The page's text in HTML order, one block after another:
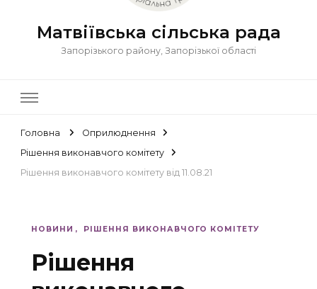
Матвіївська сільська рада
Запорізького району, Запорізької області
Головна
Оприлюднення
Рішення виконавчого комітету
Рішення виконавчого комітету від 11.08.21
НОВИНИ РІШЕННЯ ВИКОНАВЧОГО КОМІТЕТУ
Рішення